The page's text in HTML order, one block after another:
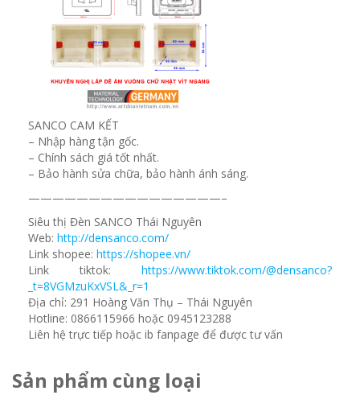
SANCO CAM KẾT
– Nhập hàng tận gốc.
– Chính sách giá tốt nhất.
– Bảo hành sửa chữa, bảo hành ánh sáng.
————————————————–
Siêu thị Đèn SANCO Thái Nguyên
Web: http://densanco.com/
Link shopee: https://shopee.vn/
Link tiktok: https://www.tiktok.com/@densanco?
_t=8VGMzuKxVSL&_r=1
Địa chỉ: 291 Hoàng Văn Thụ – Thái Nguyên
Hotline: 0866115966 hoặc 0945123288
Liên hệ trực tiếp hoặc ib fanpage để được tư vấn
Sản phẩm cùng loại